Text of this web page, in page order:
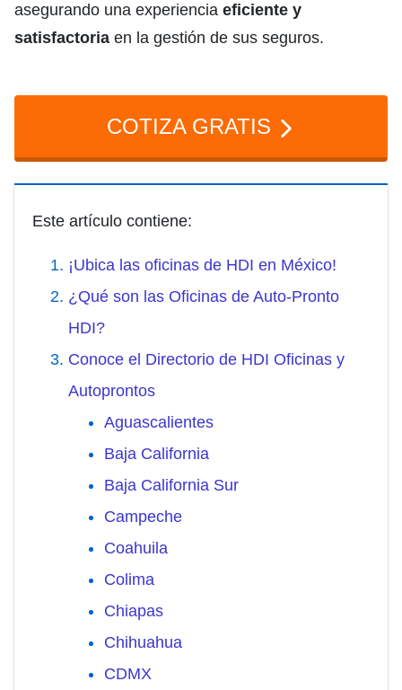
asegurando una experiencia eficiente y
satisfactoria en la gestión de sus seguros.
COTIZA GRATIS
Este artículo contiene:
¡Ubica las oficinas de HDI en México!
¿Qué son las Oficinas de Auto-Pronto
HDI?
Conoce el Directorio de HDI Oficinas y
Autoprontos
Aguascalientes
Baja California
Baja California Sur
Campeche
Coahuila
Colima
Chiapas
Chihuahua
CDMX